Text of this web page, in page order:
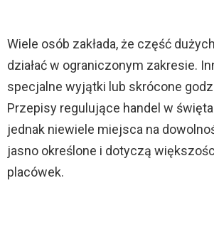
Wiele osób zakłada, że część
działać w ograniczonym zakresie.
specjalne wyjątki lub skrócone
Przepisy regulujące handel w
jednak niewiele miejsca na
jasno określone i dotyczą
placówek.